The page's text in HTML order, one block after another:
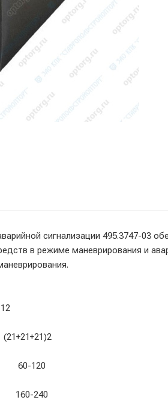
сигнализации 495.3747-03
в режиме маневрирования и
60-120
160-240